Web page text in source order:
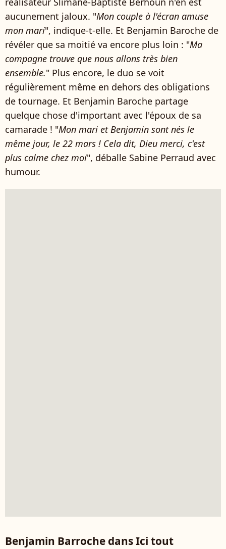
aucunement jaloux. "Mon couple à l'écran amuse
mon mari", indique-t-elle. Et Benjamin Baroche de
révéler que sa moitié va encore plus loin : "Ma
compagne trouve que nous allons très bien
ensemble." Plus encore, le duo se voit
régulièrement même en dehors des obligations
de tournage. Et Benjamin Baroche partage
quelque chose d'important avec l'époux de sa
camarade ! "Mon mari et Benjamin sont nés le
même jour, le 22 mars ! Cela dit, Dieu merci, c'est
plus calme chez moi", déballe Sabine Perraud avec
humour.
Benjamin Barroche dans Ici tout